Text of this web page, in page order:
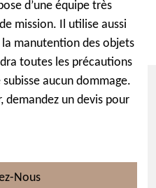
d’une équipe très
mission. Il utilise aussi
manutention des objets
toutes les précautions
aucun dommage.
demandez un devis pour
Nous